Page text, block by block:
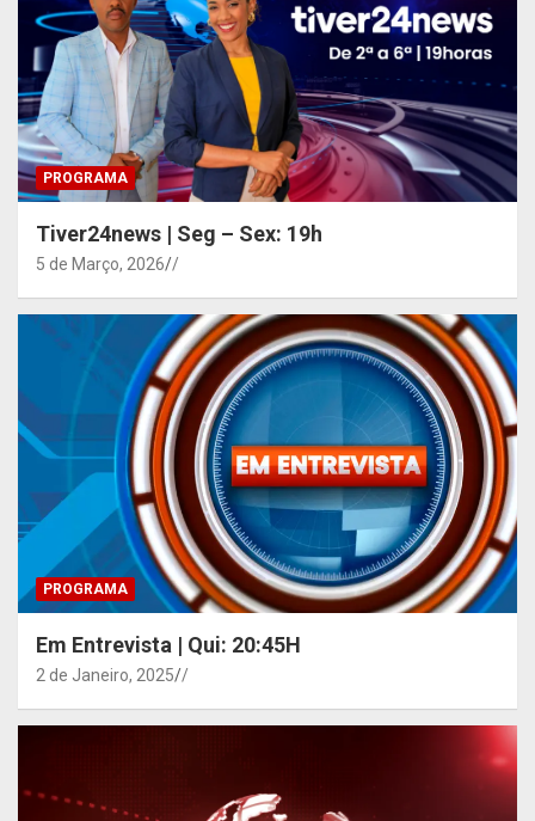
PROGRAMA
Tiver24news | Seg – Sex: 19h
5 de Março, 2026 /
PROGRAMA
Em Entrevista | Qui: 20:45H
2 de Janeiro, 2025 /